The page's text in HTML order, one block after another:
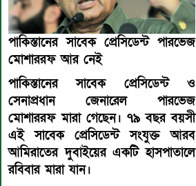
পাকিস্তানের সাবেক প্রেসিডেন্ট পারভেজ
মোশাররফ আর নেই
পাকিস্তানের সাবেক প্রেসিডেন্ট ও
সেনাপ্রধান জেনারেল পারভেজ
মোশাররফ মারা গেছেন। ৭৯ বছর বয়সী
এই সাবেক প্রেসিডেন্ট সংযুক্ত আরব
আমিরাতের দুবাইয়ের একটি হাসপাতালে
রবিবার মারা যান।